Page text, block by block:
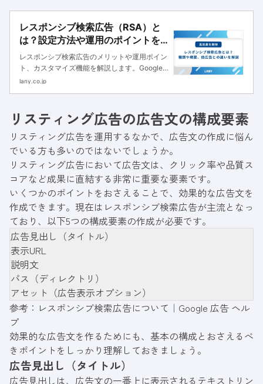
レスポンシブ検索広告（RSA）と
は？設定方法や運用のポイントを
解説
レスポンシブ検索広告のメリットや運用ポイン
ト、カスタマイズ機能を解説します。Google
広告とYahoo!広告の両方の設定方法も紹介する
lany.co.jp
リスティング広告の広告文の構成要素
リスティング広告を運用するなかで、広告文の作成に悩ん
でいる方も多いのではないでしょうか。
リスティング広告において広告文は、クリック率や品質ス
コアなど成果に直結する非常に重要な要素です。
いくつかのポイントをおさえることで、効果的な広告文を
作成できます。現在はレスポンシブ検索広告が主流となっ
ており、以下5つの構成要素の作成が必要です。
広告見出し（タイトル）
表示URL
説明文
パス（ディレクトリ）
アセット（広告表示オプション）
参考： レスポンシブ検索広告について｜Google 広告 ヘル
プ
効果的な広告文を作るためにも、基本の構成とおさえるべ
きポイントをしっかり理解しておきましょう。
広告見出し（タイトル）
広告見出しは、広告文の一番上に表示されるテキストリン